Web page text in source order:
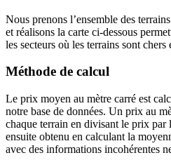
Nous prenons l’ensemble des
et réalisons la carte ci-dessous
les secteurs où les terrains sont
Méthode de calcul
Le prix moyen au mètre carré est
notre base de données. Un prix au
chaque terrain en divisant le prix
ensuite obtenu en calculant la
avec des informations incohérentes